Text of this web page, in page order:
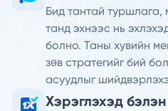
Бид тантай туршлага,
танд эхнээс нь
болно. Таны хувийн
зөв стратегийг бий
асуудлыг
Хэрэглэхэд